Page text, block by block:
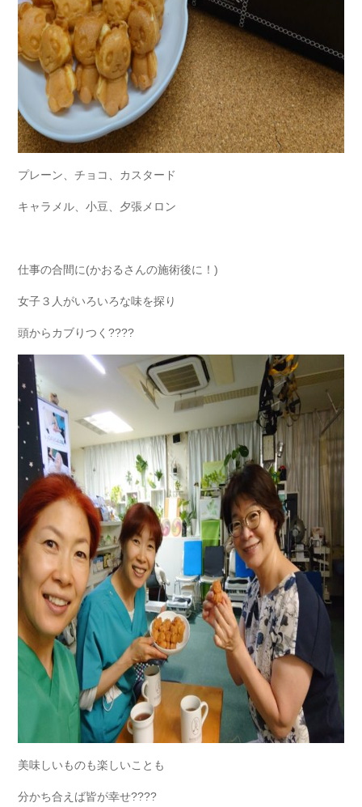
プレーン、チョコ、カスタード
キャラメル、小豆、夕張メロン
仕事の合間に(かおるさんの施術後に！)
女子３人がいろいろな味を探り
頭からカブりつく????
美味しいものも楽しいことも
分かち合えば皆が幸せ????